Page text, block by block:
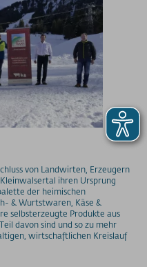
von Landwirten, Erzeugern
ihren Ursprung
der heimischen
& Wurtstwaren, Käse &
selbsterzeugte Produkte aus
davon sind und so zu mehr
wirtschaftlichen Kreislauf